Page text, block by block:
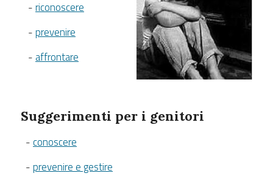
-riconoscere
-prevenire
- affrontare
Suggerimenti per i genitori
-conoscere
-prevenire e gestire